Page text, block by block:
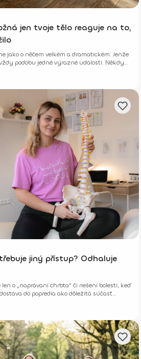
jen tvoje tělo reaguje na to,
jako o něčem velkém a dramatickém. Jenže
podobu jedné výrazné události. Někdy
jiný přístup? Odhaluje
o „naprávaní chrbta“ či riešení bolesti, keď
do popredia ako dôležitá súčasť
aj celkového zdravia – fyzického aj